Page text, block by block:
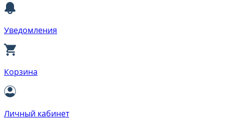
Уведомления
Корзина
Личный кабинет